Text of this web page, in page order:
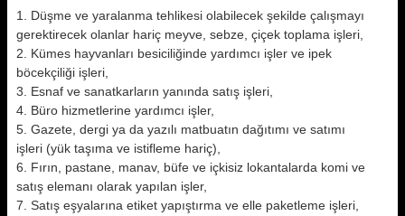
1. Düşme ve yaralanma tehlikesi olabilecek şekilde çalışmayı
gerektirecek olanlar hariç meyve, sebze, çiçek toplama işleri,
2. Kümes hayvanları besiciliğinde yardımcı işler ve ipek
böcekçiliği işleri,
3. Esnaf ve sanatkarların yanında satış işleri,
4. Büro hizmetlerine yardımcı işler,
5. Gazete, dergi ya da yazılı matbuatın dağıtımı ve satımı
işleri (yük taşıma ve istifleme hariç),
6. Fırın, pastane, manav, büfe ve içkisiz lokantalarda komi ve
satış elemanı olarak yapılan işler,
7. Satış eşyalarına etiket yapıştırma ve elle paketleme işleri,